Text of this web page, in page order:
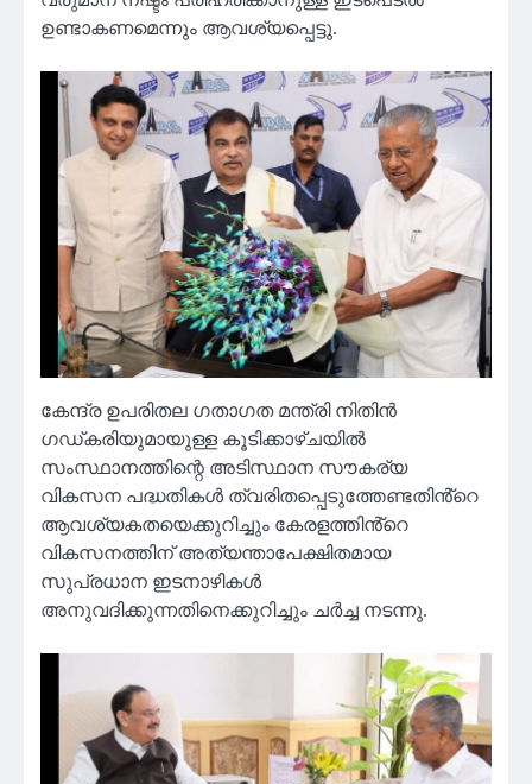
ഉണ്ടാകണമെന്നും ആവശ്യപ്പെട്ടു.
കേന്ദ്ര ഉപരിതല ഗതാഗത മന്ത്രി നിതിൻ
ഗഡ്കരിയുമായുള്ള കൂടിക്കാഴ്ചയിൽ
സംസ്ഥാനത്തിന്റെ അടിസ്ഥാന സൗകര്യ
വികസന പദ്ധതികള്‍ ത്വരിതപ്പെടുത്തേണ്ടതിൻ്റെ
ആവശ്യകതയെക്കുറിച്ചും കേരളത്തിൻ്റെ
വികസനത്തിന് അത്യന്താപേക്ഷിതമായ
സുപ്രധാന ഇടനാഴികൾ
അനുവദിക്കുന്നതിനെക്കുറിച്ചും ചർച്ച നടന്നു.